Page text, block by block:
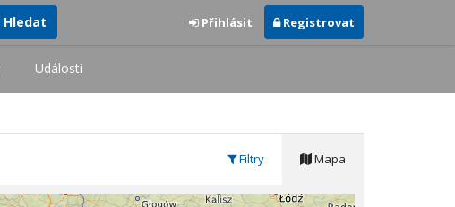
Hledat Přihlásit Registrovat
Události
Mapa
Filtry